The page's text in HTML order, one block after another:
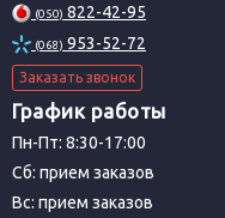
(050) 822-42-95
(068) 953-52-72
Заказать звонок
График работы
Пн-Пт: 8:30-17:00
Сб: прием заказов
Вс: прием заказов